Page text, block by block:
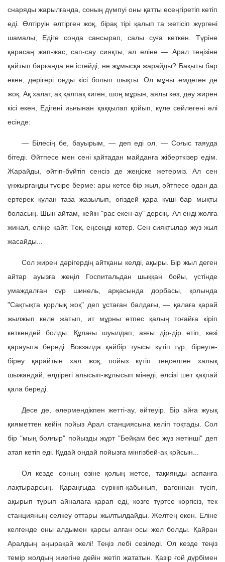
снаряды жарылғанда, соның дүмпуі оны қатты есеңгіретіп кетіп
еді. Өлтіруін өлтірген жоқ, бірақ тірі қалып та жетісіп жүргені
шамалы, Едіге сонда сансырап, салы суға кеткен. Түріне
қарасаң жап-жас, сап-сау сияқты, ал еліне — Арал теңізіне
қайтып барғанда не істейді, не жұмысқа жарайды? Бақыты бар
екен, дәрігері оңды кісі болып шықты. Ол мұны емдеген де
жоқ. Ақ халат, ақ қалпақ киген, шоң мұрын, аялы көз, дәу жирен
кісі екен, Едігені иығынан қаққылап қойып, күле сөйлегені әлі
есінде:
— Білесің бе, бауырым, — деп еді ол. — Соғыс таяуда
бітеді. Әйтпесе мен сені қайтадан майданға жіберткізер едім.
Жарайды, өйтіп-бүйтіп сенсіз де жеңіске жетерміз. Ал сен
ұнжырғаңды түсіре берме: ары кетсе бір жыл, әйтпесе одан да
ертерек құлан таза жазылып, өгіздей қара күші бар мықты
боласың. Шын айтам, кейін "рас екен-ау" дерсің. Ал енді жолға
жинал, еліңе қайт. Тек, еңсеңді көтер. Сен сияқтылар жүз жыл
жасайды...
Сол жирен дәрігердің айтқаны келді, ақыры. Бір жыл деген
айтар ауызға жеңіл Госпитальдан шыққан бойы, үстінде
умаждалған сүр шинель, арқасында дорбасы, қолында
"Сақтықта қорлық жоқ" деп ұстаған балдағы, — қалаға қарай
жылжып келе жатып, ит мұрны өтпес қалың тоғайға кіріп
кеткендей болды. Құлағы шуылдап, аяғы дір-дір етіп, көзі
қарауыта береді. Вокзалда қайбір туысы күтіп түр, біреуге-
біреу қарайтын хал жоқ; пойыз күтіп теңселген халық
шыжандай, әлдірегі алысып-жұлысып мінеді, әлсізі шет қақпай
қала береді.
Десе де, өлермендікпен жетті-ау, әйтеуір. Бір айға жуық
қияметтен кейін пойыз Арал станциясына келіп тоқтады. Сол
бір "мың болғыр" пойызды жұрт "Бейқам бес жүз жетінші" деп
атап кетіп еді. Құдай ондай пойызға мінгізбей-ақ қойсын...
Ол кезде соның өзіне қолың жетсе, тақияңды аспанға
лақтырарсың. Қараңғыда сүрініп-қабынып, вагоннан түсіп,
ақырып тұрып айналаға қарап еді, көзге түртсе көргісіз, тек
станцияның селкеу оттары жылтылдайды. Желтең екен. Еліне
келгенде оны алдымен қарсы алған осы жел болды. Қайран
Аралдың аңырақай желі! Теңіз лебі сезіледі. Ол кезде теңіз
темір жолдың жиегіне дейін жетіп жататын. Қазір ғой дүрбімен